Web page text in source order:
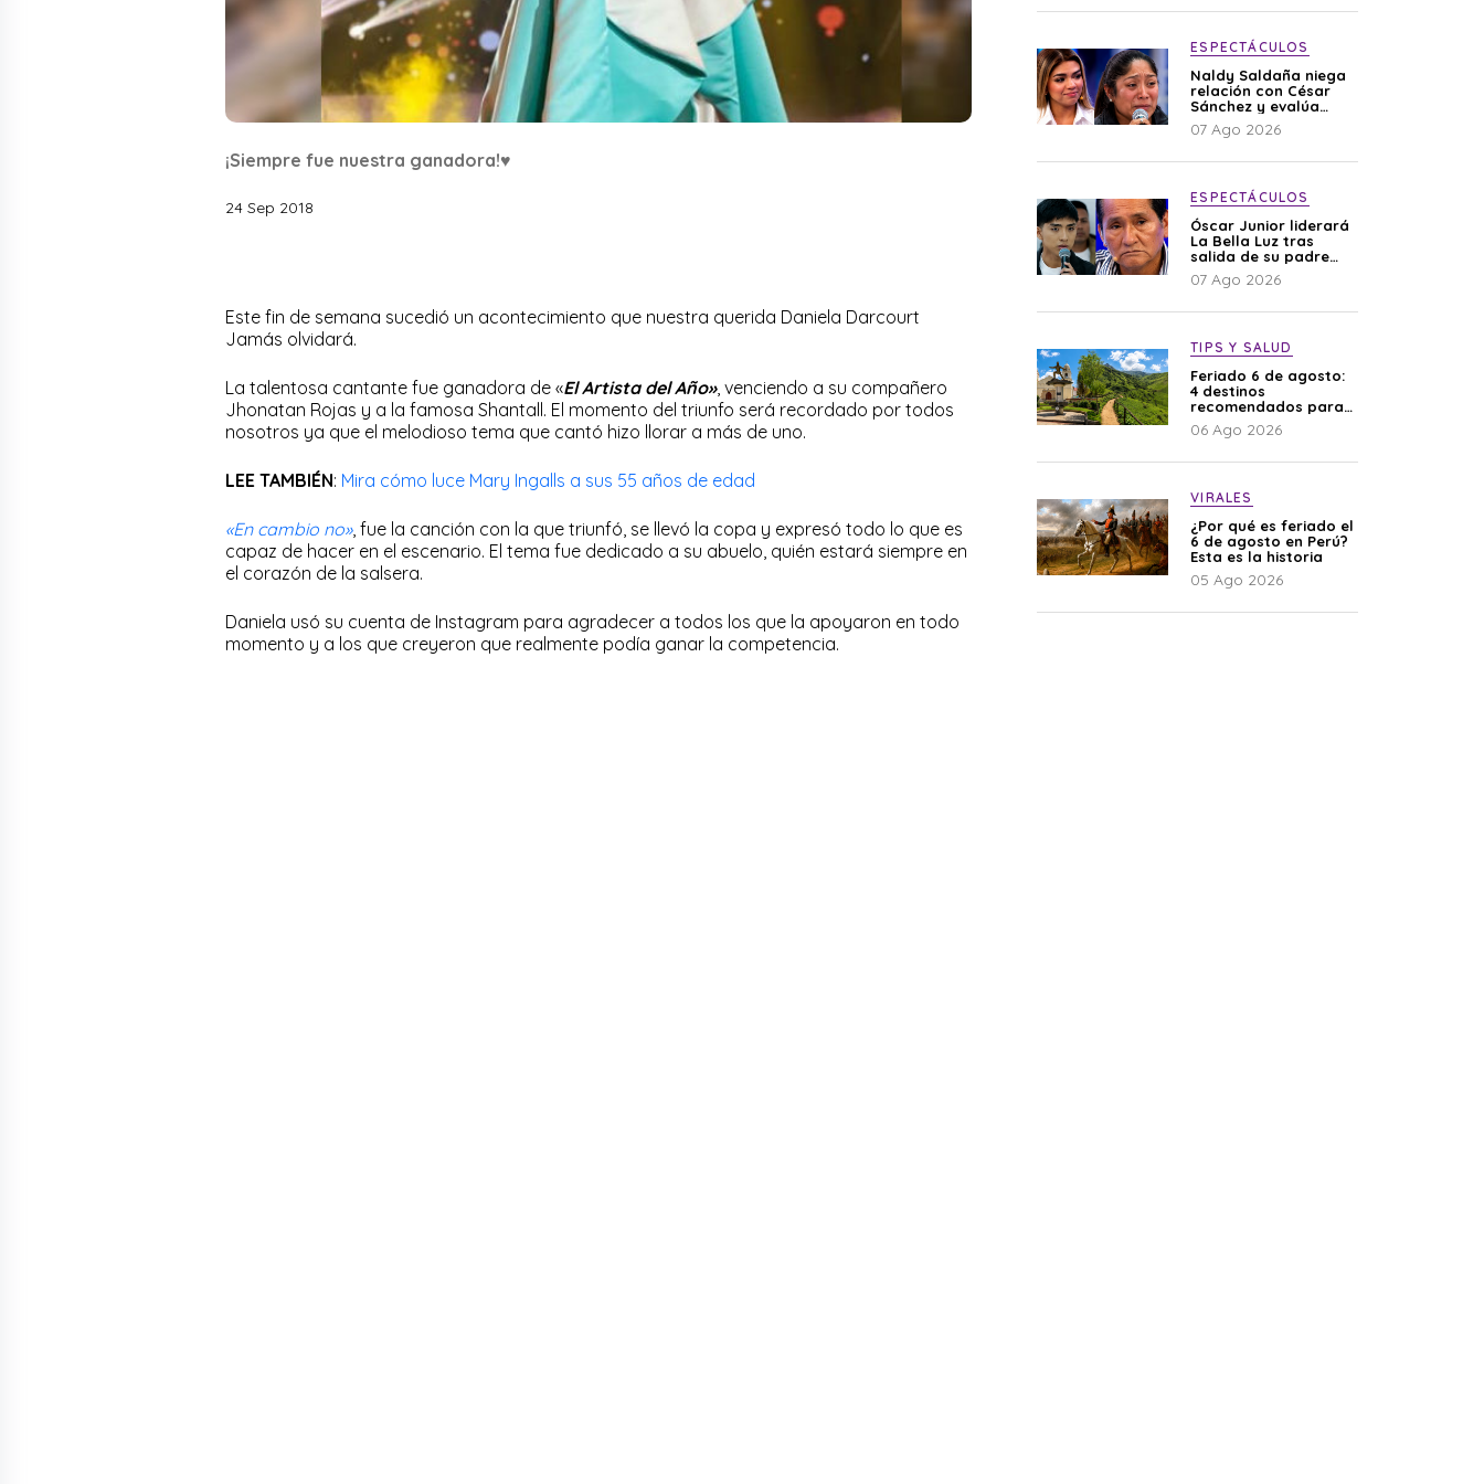
¡Siempre fue nuestra ganadora!♥
24 Sep 2018
Este fin de semana sucedió un acontecimiento que nuestra querida Daniela Darcourt
Jamás olvidará.
La talentosa cantante fue ganadora de «El Artista del Año», venciendo a su compañero
Jhonatan Rojas y a la famosa Shantall. El momento del triunfo será recordado por todos
nosotros ya que el melodioso tema que cantó hizo llorar a más de uno.
LEE TAMBIÉN: Mira cómo luce Mary Ingalls a sus 55 años de edad
«En cambio no», fue la canción con la que triunfó, se llevó la copa y expresó todo lo que es
capaz de hacer en el escenario. El tema fue dedicado a su abuelo, quién estará siempre en
el corazón de la salsera.
Daniela usó su cuenta de Instagram para agradecer a todos los que la apoyaron en todo
momento y a los que creyeron que realmente podía ganar la competencia.
ESPECTÁCULOS
Naldy Saldaña niega
relación con César
Sánchez y evalúa
denunciar a su
esposa: “Es una
07 Ago 2026
ESPECTÁCULOS
Óscar Junior liderará
La Bella Luz tras
salida de su padre
por polémica con
Naldy Saldaña
07 Ago 2026
TIPS Y SALUD
Feriado 6 de agosto:
4 destinos
recomendados para
disfrutar el descanso
06 Ago 2026
VIRALES
¿Por qué es feriado el
6 de agosto en Perú?
Esta es la historia
05 Ago 2026